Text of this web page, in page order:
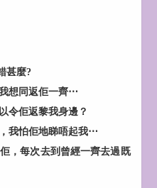
甚麼?
想同返佢一齊⋯
令佢返黎我身邊？
我怕佢地睇唔起我⋯
，每次去到曾經一齊去過既